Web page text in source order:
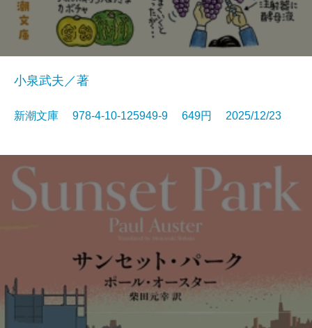
小泉武夫／著
新潮文庫 978-4-10-125949-9 649円 2025/12/23